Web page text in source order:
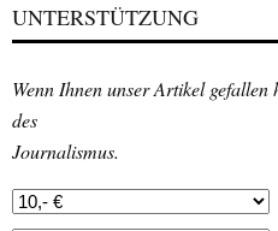
UNTERSTÜTZUNG
Wenn Ihnen unser Artikel
des
Journalismus.